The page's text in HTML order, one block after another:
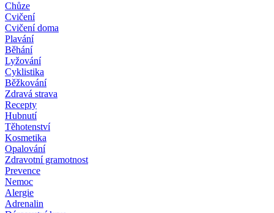
Chůze
Cvičení
Cvičení doma
Plavání
Běhání
Lyžování
Cyklistika
Běžkování
Zdravá strava
Recepty
Hubnutí
Těhotenství
Kosmetika
Opalování
Zdravotní gramotnost
Prevence
Nemoc
Alergie
Adrenalin